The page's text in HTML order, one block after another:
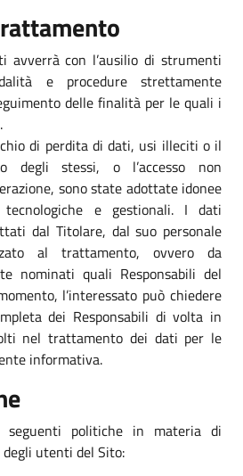
avverrà con l’ausilio di strumenti
e procedure strettamente
delle finalità per le quali i
di perdita di dati, usi illeciti o il
degli stessi, o l’accesso non
sono state adottate idonee
e gestionali. I dati
dal Titolare, dal suo personale
al trattamento, ovvero da
nominati quali Responsabili del
l’interessato può chiedere
dei Responsabili di volta in
nel trattamento dei dati per le
informativa.
politiche in materia di
utenti del Sito: